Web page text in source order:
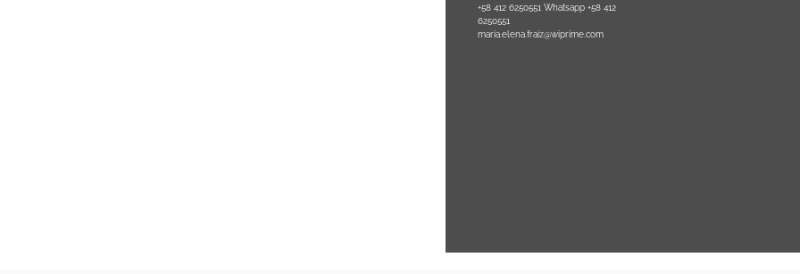
+58 412 6250551 Whatsapp +58 412
6250551
maria.elena.fraiz@wiprime.com